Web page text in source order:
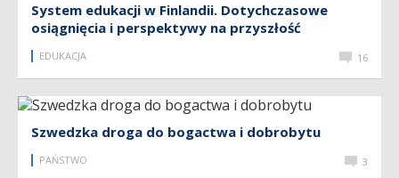
System edukacji w Finlandii. Dotychczasowe
osiągnięcia i perspektywy na przyszłość
EDUKACJA 16
Szwedzka droga do bogactwa i dobrobytu
PAŃSTWO 3